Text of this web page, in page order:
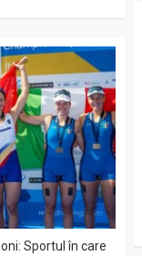
Sportul în care